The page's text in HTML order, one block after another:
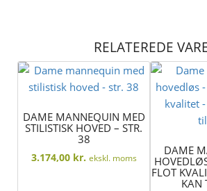
RELATEREDE
DAME MANNEQUIN MED
STILISTISK HOVED – STR.
38
3.174,00 kr. ekskl. moms
DAME
FLOT
KAN